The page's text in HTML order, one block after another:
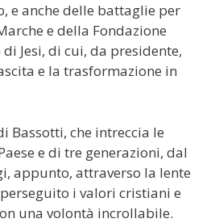
e anche delle battaglie per
e della Fondazione
Jesi, di cui, da presidente,
e la trasformazione in
Bassotti, che intreccia le
e di tre generazioni, dal
appunto, attraverso la lente
i valori cristiani e
una volontà incrollabile.